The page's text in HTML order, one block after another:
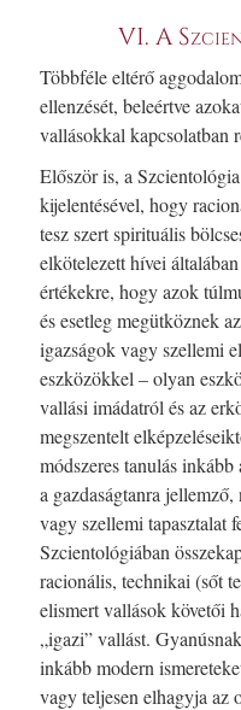
VI. A
Többféle eltérő
ellenzését, beleértve
vallásokkal kapcsolatban
Először is, a
kijelentésével, hogy
tesz szert spirituális
elkötelezett hívei
értékekre, hogy azok
és esetleg megütköznek
igazságok vagy szellemi
eszközökkel – olyan
vallási imádatról és az
megszentelt
módszeres tanulás
a gazdaságtanra
vagy szellemi tapasztalat
Szcientológiában
racionális, technikai (sőt
elismert vallások követői
„igazi” vallást.
inkább modern
vagy teljesen elhagyja az